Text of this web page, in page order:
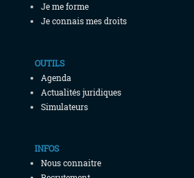
Je me forme
Je connais mes droits
OUTILS
Agenda
Actualités juridiques
Simulateurs
INFOS
Nous connaitre